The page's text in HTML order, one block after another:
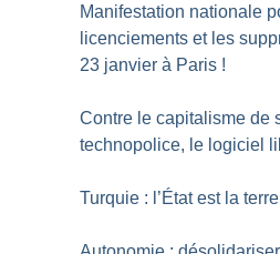
Manifestation nationale
licenciements et les
23 janvier à Paris !
Contre le capitalisme de
technopolice, le logiciel
Turquie : l’État est la